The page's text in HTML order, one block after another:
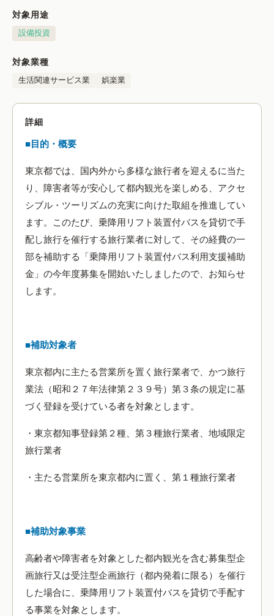
対象用途
設備投資
対象業種
生活関連サービス業 娯楽業
詳細
■目的・概要
東京都では、国内外から多様な旅行者を迎えるに当た
り、障害者等が安心して都内観光を楽しめる、アクセ
シブル・ツーリズムの充実に向けた取組を推進してい
ます。このたび、乗降用リフト装置付バスを貸切で手
配し旅行を催行する旅行業者に対して、その経費の一
部を補助する「乗降用リフト装置付バス利用支援補助
金」の今年度募集を開始いたしましたので、お知らせ
します。
■補助対象者
東京都内に主たる営業所を置く旅行業者で、かつ旅行
業法（昭和２７年法律第２３９号）第３条の規定に基
づく登録を受けている者を対象とします。
・東京都知事登録第２種、第３種旅行業者、地域限定
旅行業者
・主たる営業所を東京都内に置く、第１種旅行業者
■補助対象事業
高齢者や障害者を対象とした都内観光を含む募集型企
画旅行又は受注型企画旅行（都内発着に限る）を催行
した場合に、乗降用リフト装置付バスを貸切で手配す
る事業を対象とします。